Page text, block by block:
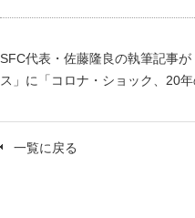
SFC代表・佐藤隆良の執筆記事
ス」に「コロナ・ショック、20
一覧に戻る